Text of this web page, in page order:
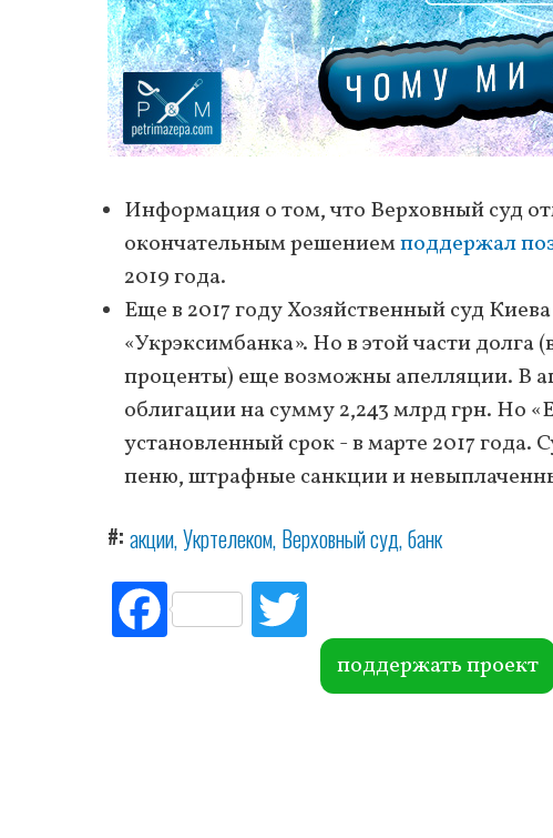
Информация о том, что Верховный суд
окончательным решениемподдержал
2019 года.
Еще в 2017 году Хозяйственный суд Киева
«Укрэксимбанка». Но в этой части
проценты) еще возможны апелляции. В
облигации на сумму 2,243 млрд грн. Но
установленный срок - в марте 2017 года.
пеню, штрафные санкции и
# акции Укртелеком Верховный суд банк
Fac
ebo itte
r поддержать проект